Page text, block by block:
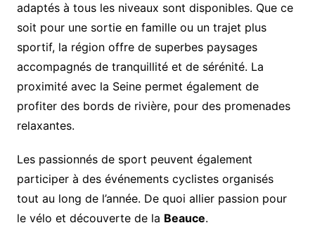
adaptés à tous les niveaux sont disponibles. Que ce
soit pour une sortie en famille ou un trajet plus
sportif, la région offre de superbes paysages
accompagnés de tranquillité et de sérénité. La
proximité avec la Seine permet également de
profiter des bords de rivière, pour des promenades
relaxantes.
Les passionnés de sport peuvent également
participer à des événements cyclistes organisés
tout au long de l’année. De quoi allier passion pour
le vélo et découverte de la Beauce.